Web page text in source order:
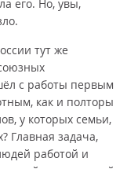
его. Но, увы,
тут же
с работы первым
как и полторы
у которых семьи,
Главная задача,
работой и